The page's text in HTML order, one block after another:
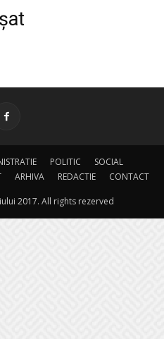
POLITIC
SOCIAL
ARHIVA REDACTIE CONTACT
2017. All rights rezerved